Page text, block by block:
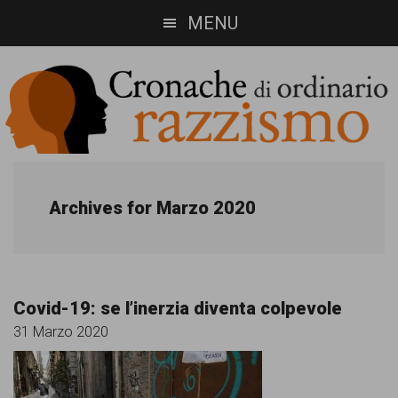
to
main
content
to
footer
MENU
razzismo
informazione,
approfondimento
Archives for Marzo 2020
Covid-19: se l’inerzia diventa colpevole
31 Marzo 2020